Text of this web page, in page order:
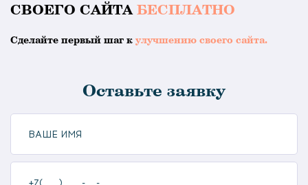
СВОЕГО САЙТА БЕСПЛАТНО
Cделайте первый шаг к улучшению своего сайта.
Оставьте заявку